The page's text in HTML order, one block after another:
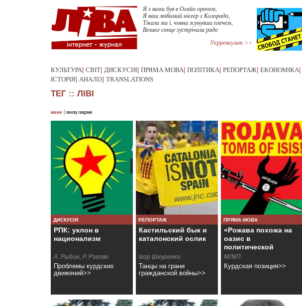
Я з вами був в Огайо орачем,
Я ваш любимий ніггер з Колорадо,
Тікали ми і, човна зсунувши плечем,
Велике сонце зустрічали радо
Укрревкульт >>
КУЛЬТУРА СВІТ ДИСКУСІЯ ПРЯМА МОВА ПОЛІТИКА РЕПОРТАЖ ЕКОНОМІКА
ІСТОРІЯ АНАЛІЗ TRANSLATIONS
ТЕГ :: ЛІВІ
нове | популярне
ДИСКУСІЯ
РПК: уклон в
национализм
А. Рыбин, Р. Рзгоян
Проблемы курдских
движений>>
РЕПОРТАЖ
Кастильский бык и
каталонский ослик
Ігор Шнуренко
Танцы на грани
гражданской войны>>
ПРЯМА МОВА
«Рожава похожа на
оазис в
политической
пустыне»
МЛКП
Курдская позиция>>